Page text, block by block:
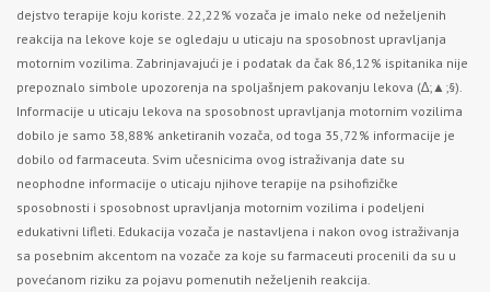
dejstvo terapije koju koriste. 22,22% vozača je imalo neke od neželjenih
reakcija na lekove koje se ogledaju u uticaju na sposobnost upravljanja
motornim vozilima. Zabrinjavajući je i podatak da čak 86,12% ispitanika nije
prepoznalo simbole upozorenja na spoljašnjem pakovanju lekova (∆;▲;§).
Informacije u uticaju lekova na sposobnost upravljanja motornim vozilima
dobilo je samo 38,88% anketiranih vozača, od toga 35,72% informacije je
dobilo od farmaceuta. Svim učesnicima ovog istraživanja date su
neophodne informacije o uticaju njihove terapije na psihofizičke
sposobnosti i sposobnost upravljanja motornim vozilima i podeljeni
edukativni lifleti. Edukacija vozača je nastavljena i nakon ovog istraživanja
sa posebnim akcentom na vozače za koje su farmaceuti procenili da su u
povećanom riziku za pojavu pomenutih neželjenih reakcija.